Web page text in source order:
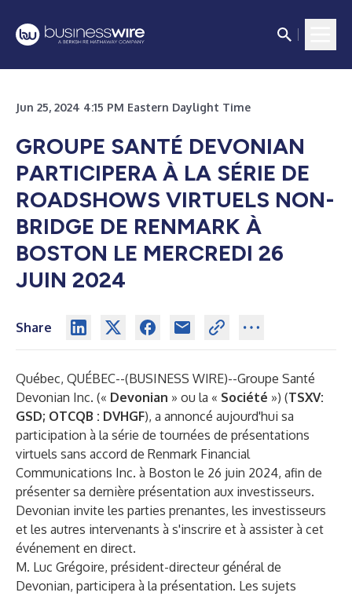
Jun 25, 2024 4:15 PM Eastern Daylight Time
GROUPE SANTÉ DEVONIAN
PARTICIPERA À LA SÉRIE DE
ROADSHOWS VIRTUELS NON-
BRIDGE DE RENMARK À
BOSTON LE MERCREDI 26
JUIN 2024
Share
Québec, QUÉBEC--(BUSINESS WIRE)--Groupe Santé
Devonian Inc. (« Devonian » ou la « Société ») (TSXV:
GSD; OTCQB : DVHGF), a annoncé aujourd'hui sa
participation à la série de tournées de présentations
virtuels sans accord de Renmark Financial
Communications Inc. à Boston le 26 juin 2024, afin de
présenter sa dernière présentation aux investisseurs.
Devonian invite les parties prenantes, les investisseurs
et les autres intervenants à s'inscrire et à assister à cet
événement en direct.
M. Luc Grégoire, président-directeur général de
Devonian, participera à la présentation. Les sujets